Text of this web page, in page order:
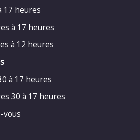
17 heures
à 17 heures
à 12 heures
à 17 heures
30 à 17 heures
vous